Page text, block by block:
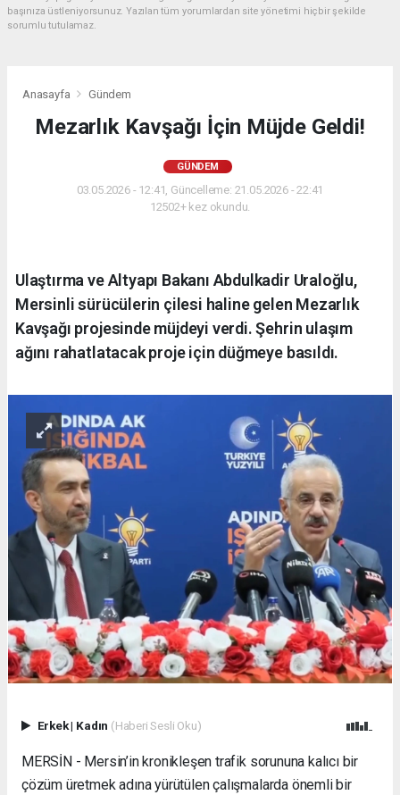
başınıza üstleniyorsunuz. Yazılan tüm yorumlardan site yönetimi hiçbir şekilde
sorumlu tutulamaz.
Anasayfa Gündem
Mezarlık Kavşağı İçin Müjde Geldi!
GÜNDEM
03.05.2026 - 12:41, Güncelleme: 21.05.2026 - 22:41
12502+ kez okundu.
Ulaştırma ve Altyapı Bakanı Abdulkadir Uraloğlu,
Mersinli sürücülerin çilesi haline gelen Mezarlık
Kavşağı projesinde müjdeyi verdi. Şehrin ulaşım
ağını rahatlatacak proje için düğmeye basıldı.
Erkek| Kadın (Haberi Sesli Oku)
MERSİN - Mersin’in kronikleşen trafik sorununa kalıcı bir
çözüm üretmek adına yürütülen çalışmalarda önemli bir